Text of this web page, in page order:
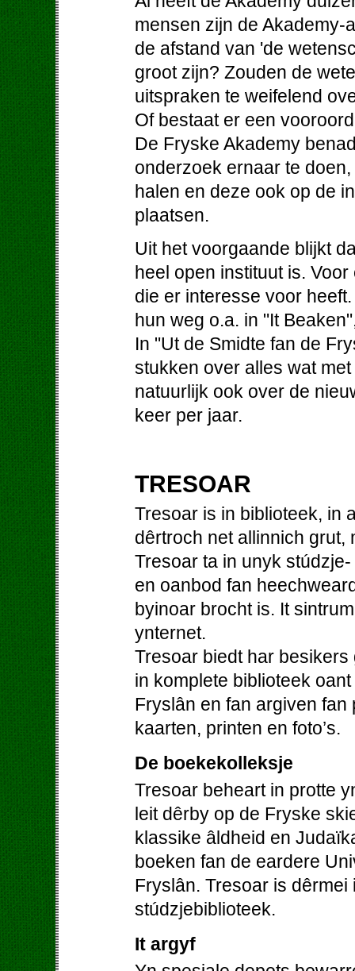
mensen zijn de Akademy-
de afstand van 'de
groot zijn? Zouden de
uitspraken te weifelend
Of bestaat er een
De Fryske Akademy
onderzoek ernaar te
halen en deze ook op de
plaatsen.
Uit het voorgaande blijkt
heel open instituut is.
die er interesse voor
hun weg o.a. in "It
In "Ut de Smidte fan de
stukken over alles wat
natuurlijk ook over de
keer per jaar.
TRESOAR
Tresoar is in biblioteek, in
dêrtroch net allinnich grut,
Tresoar ta in unyk
en oanbod fan
byinoar brocht is. It
ynternet.
Tresoar biedt har
in komplete biblioteek
Fryslân en fan argiven
kaarten, printen en foto’s.
De boekekolleksje
Tresoar beheart in protte
leit dêrby op de Fryske
klassike âldheid en
boeken fan de eardere
Fryslân. Tresoar is
stúdzjebiblioteek.
It argyf